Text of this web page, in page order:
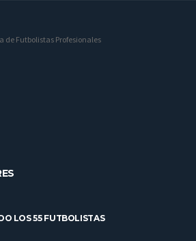
de Futbolistas Profesionales
LOS 55 FUTBOLISTAS